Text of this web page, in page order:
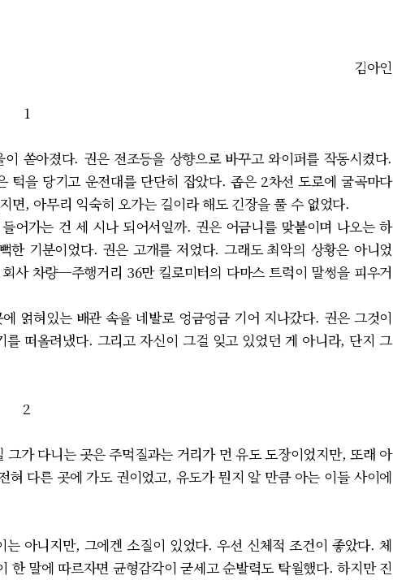
김아인
1
쏟아졌다. 권은 전조등을 상향으로 바꾸고 와이퍼를 작동시켰다.
턱을 당기고 운전대를 단단히 잡았다. 좁은 2차선 도로에 굴곡마다
면, 아무리 익숙히 오가는 길이라 해도 긴장을 풀 수 없었다.
어가는 건 세 시나 되어서일까. 권은 어금니를 맞붙이며 나오는 하
기분이었다. 권은 고개를 저었다. 그래도 최악의 상황은 아니었
사 차량─주행거리 36만 킬로미터의 다마스 트럭이 말썽을 피우거
얽혀있는 배관 속을 네발로 엉금엉금 기어 지나갔다. 권은 그것이
떠올려냈다. 그리고 자신이 그걸 잊고 있었던 게 아니라, 단지 그
2
가 다니는 곳은 주먹질과는 거리가 먼 유도 도장이었지만, 또래 아
다른 곳에 가도 권이었고, 유도가 뭔지 알 만큼 아는 이들 사이에
아니지만, 그에겐 소질이 있었다. 우선 신체적 조건이 좋았다. 체
말에 따르자면 균형감각이 굳세고 순발력도 탁월했다. 하지만 진